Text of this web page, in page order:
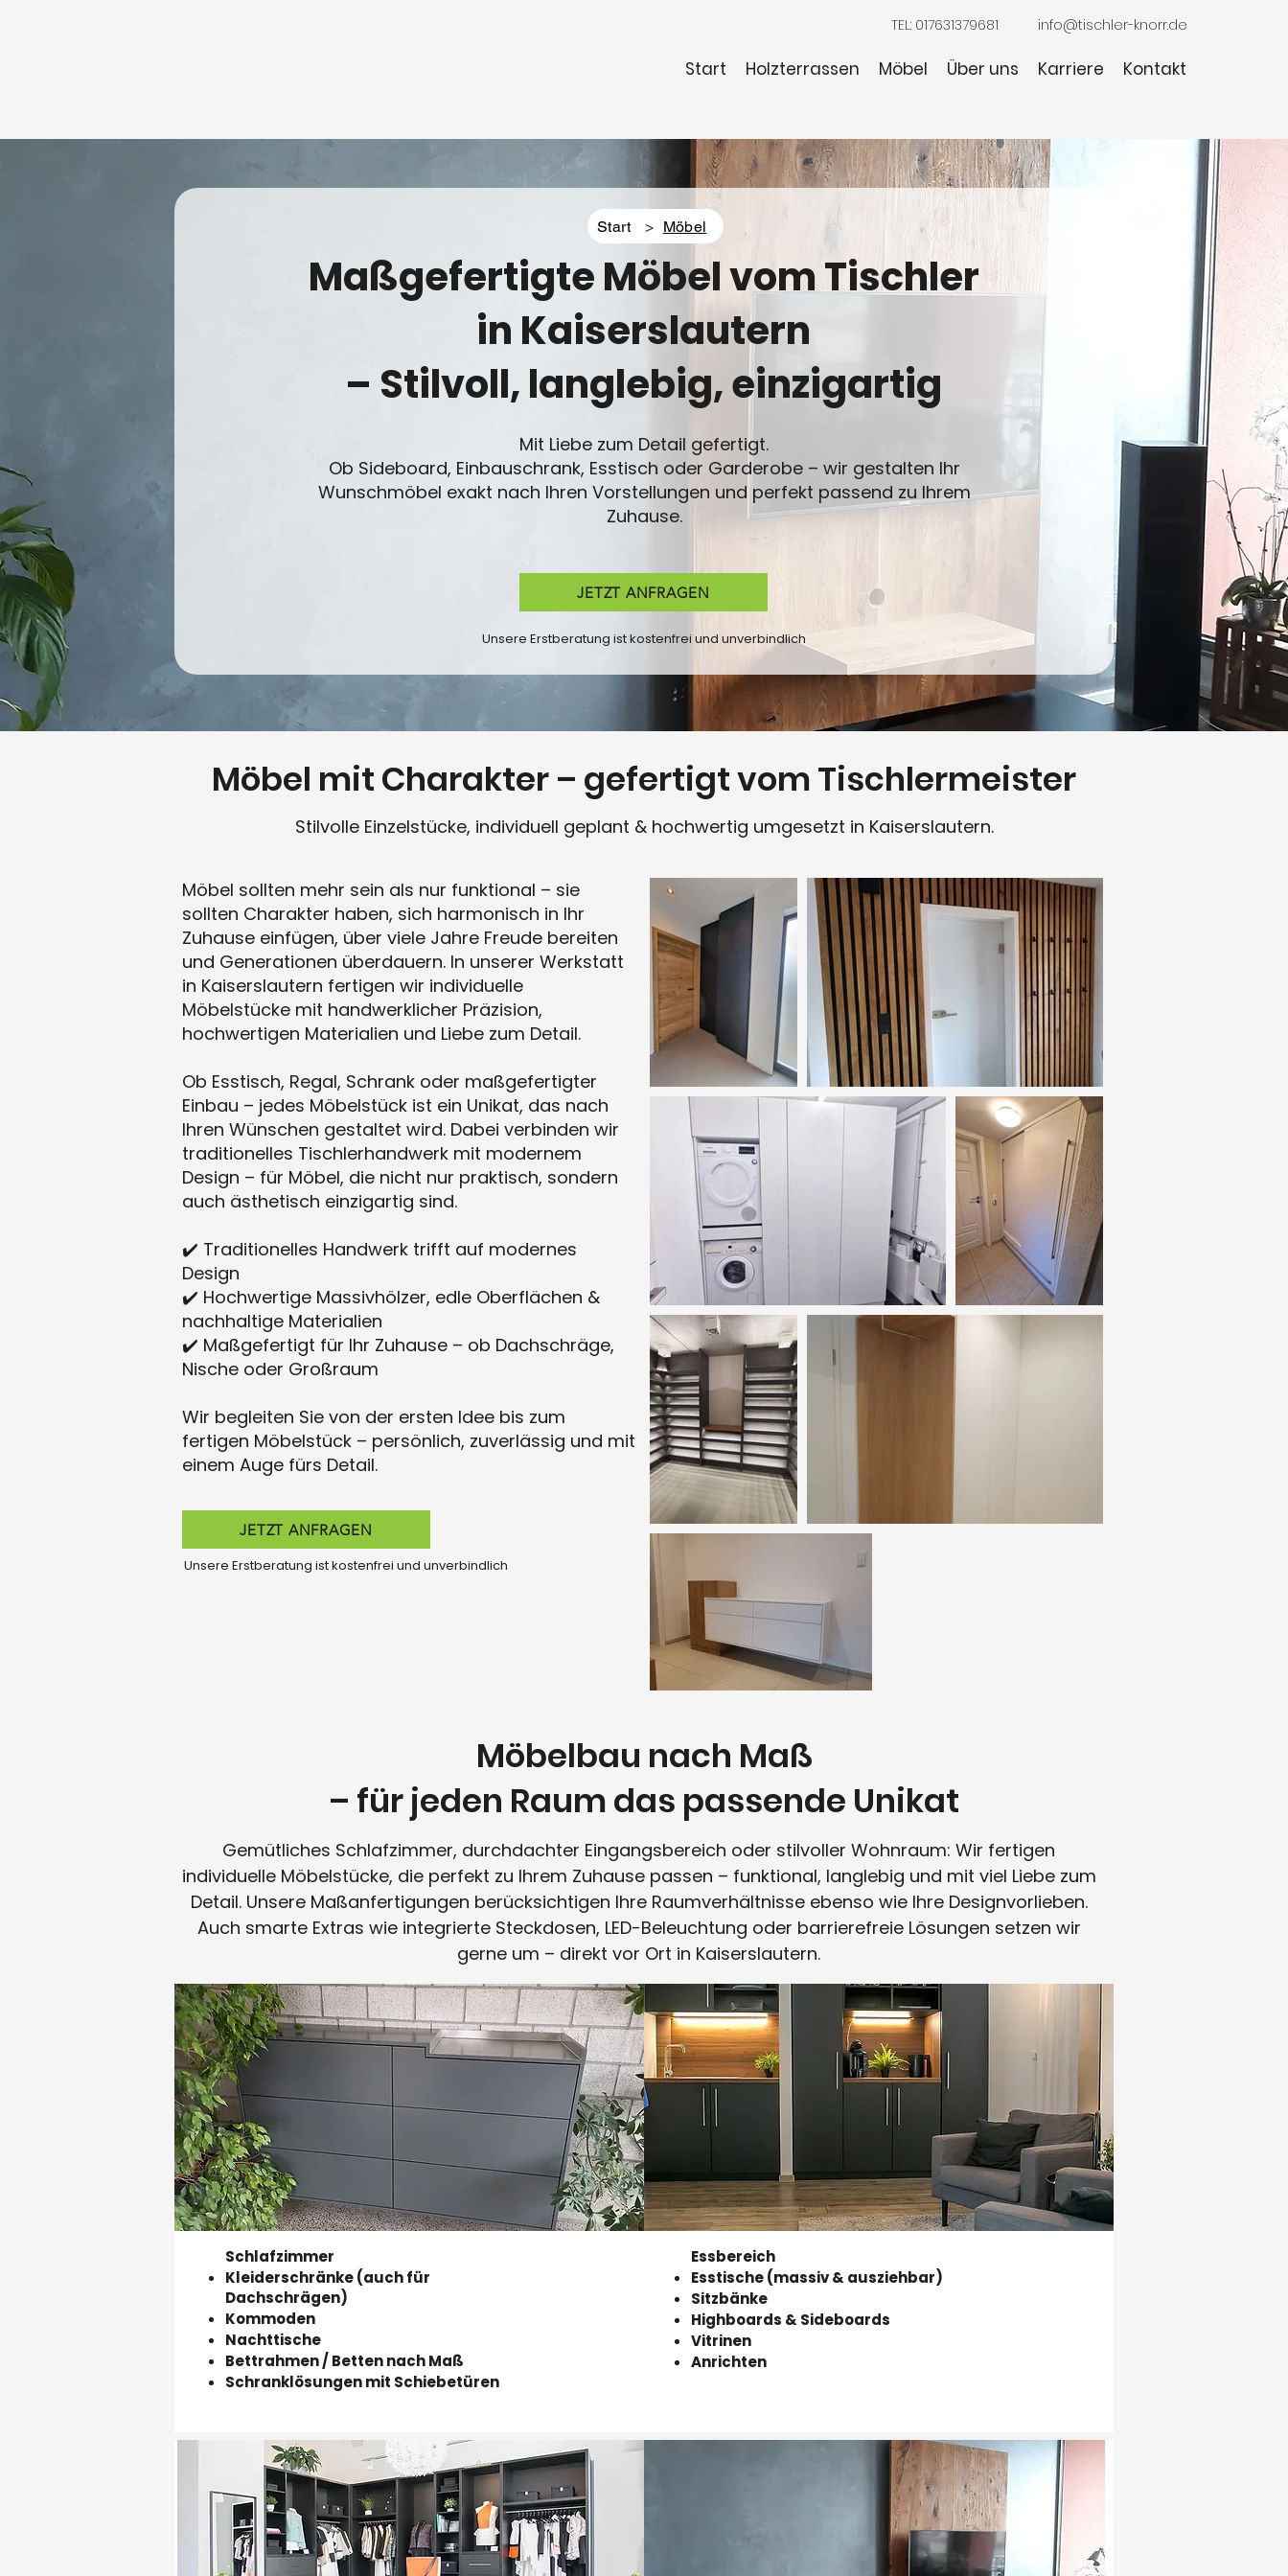
TEL: 017631379681 info@tischler-knorr.de
Start Holzterrassen Möbel Über uns Karriere Kontakt
Start > Möbel
Maßgefertigte Möbel vom Tischler
in Kaiserslautern
– Stilvoll, langlebig, einzigartig
Mit Liebe zum Detail gefertigt.
Ob Sideboard, Einbauschrank, Esstisch oder Garderobe – wir gestalten Ihr
Wunschmöbel exakt nach Ihren Vorstellungen und perfekt passend zu Ihrem
Zuhause.
JETZT ANFRAGEN
Unsere Erstberatung ist kostenfrei und unverbindlich
Möbel mit Charakter – gefertigt vom Tischlermeister
Stilvolle Einzelstücke, individuell geplant & hochwertig umgesetzt in Kaiserslautern.
Möbel sollten mehr sein als nur funktional – sie
sollten Charakter haben, sich harmonisch in Ihr
Zuhause einfügen, über viele Jahre Freude bereiten
und Generationen überdauern. In unserer Werkstatt
in Kaiserslautern fertigen wir individuelle
Möbelstücke mit handwerklicher Präzision,
hochwertigen Materialien und Liebe zum Detail.
Ob Esstisch, Regal, Schrank oder maßgefertigter
Einbau – jedes Möbelstück ist ein Unikat, das nach
Ihren Wünschen gestaltet wird. Dabei verbinden wir
traditionelles Tischlerhandwerk mit modernem
Design – für Möbel, die nicht nur praktisch, sondern
auch ästhetisch einzigartig sind.
✔️ Traditionelles Handwerk trifft auf modernes
Design
✔️ Hochwertige Massivhölzer, edle Oberflächen &
nachhaltige Materialien
✔️ Maßgefertigt für Ihr Zuhause – ob Dachschräge,
Nische oder Großraum
Wir begleiten Sie von der ersten Idee bis zum
fertigen Möbelstück – persönlich, zuverlässig und mit
einem Auge fürs Detail.
JETZT ANFRAGEN
Unsere Erstberatung ist kostenfrei und unverbindlich
Möbelbau nach Maß
– für jeden Raum das passende Unikat
Gemütliches Schlafzimmer, durchdachter Eingangsbereich oder stilvoller Wohnraum: Wir fertigen
individuelle Möbelstücke, die perfekt zu Ihrem Zuhause passen – funktional, langlebig und mit viel Liebe zum
Detail. Unsere Maßanfertigungen berücksichtigen Ihre Raumverhältnisse ebenso wie Ihre Designvorlieben.
Auch smarte Extras wie integrierte Steckdosen, LED-Beleuchtung oder barrierefreie Lösungen setzen wir
gerne um – direkt vor Ort in Kaiserslautern.
Schlafzimmer
Kleiderschränke (auch für
Dachschrägen)
Kommoden
Nachttische
Bettrahmen / Betten nach Maß
Schranklösungen mit Schiebetüren
Essbereich
Esstische (massiv & ausziehbar)
Sitzbänke
Highboards & Sideboards
Vitrinen
Anrichten